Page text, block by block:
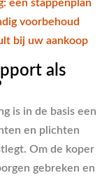
een stappenplan
voorbehoud
bij uw aankoop
als
is in de basis een
en plichten
Om de koper
gebreken en